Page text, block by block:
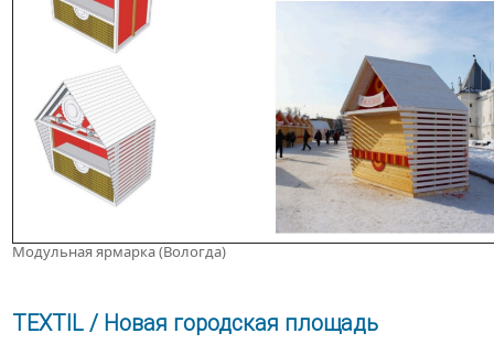
Модульная ярмарка (Вологда)
TEXTIL / Новая городская площадь